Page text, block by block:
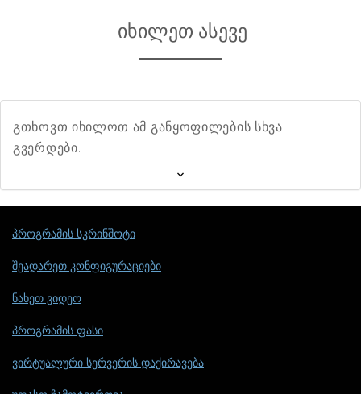
იხილეთ ასევე
გთხოვთ იხილოთ ამ განყოფილების სხვა
გვერდები.
პროგრამის სკრინშოტი
შეადარეთ კონფიგურაციები
ნახეთ ვიდეო
პროგრამის ფასი
ვირტუალური სერვერის დაქირავება